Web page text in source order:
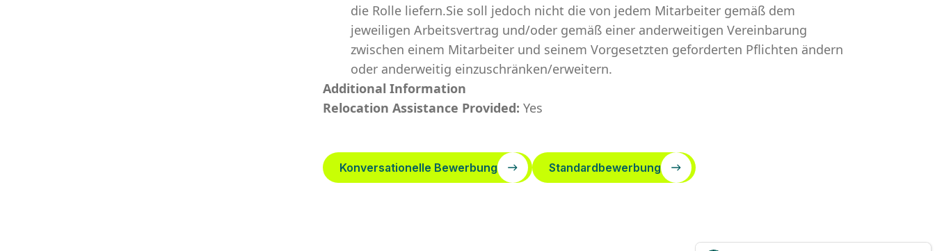
die Rolle liefern.Sie soll jedoch nicht die von jedem Mitarbeiter gemäß dem
jeweiligen Arbeitsvertrag und/oder gemäß einer anderweitigen Vereinbarung
zwischen einem Mitarbeiter und seinem Vorgesetzten geforderten Pflichten ändern
oder anderweitig einzuschränken/erweitern.
Additional Information
Relocation Assistance Provided: Yes
Konversationelle Bewerbung Standardbewerbung